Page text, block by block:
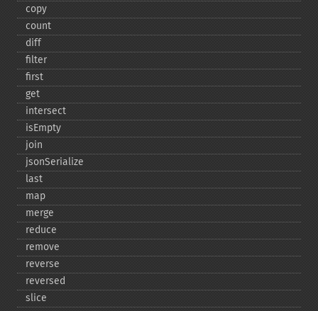
copy
count
diff
filter
first
get
intersect
isEmpty
join
jsonSerialize
last
map
merge
reduce
remove
reverse
reversed
slice